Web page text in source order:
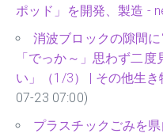
ポッド」を開発、製造 -
消波ブロックの隙間
「でっか～」思わず二
い」（1/3） | その他生
07-23 07:00)
プラスチックごみを